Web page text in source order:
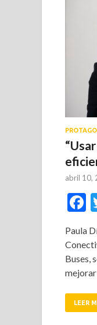
abril 10,
Paula
Buses,
LEER